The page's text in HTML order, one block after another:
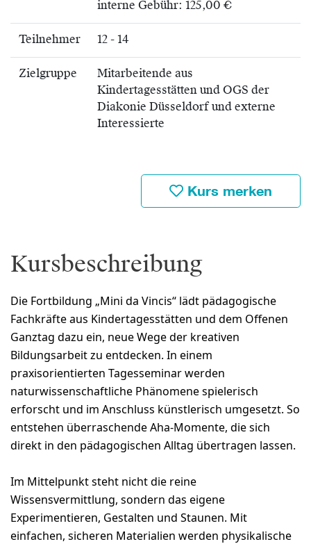
interne Gebühr: 125,00 €
Teilnehmer 12 - 14
Zielgruppe
Mitarbeitende aus
Kindertagesstätten und OGS der
Diakonie Düsseldorf und externe
Interessierte
Kurs merken
Kursbeschreibung
Die Fortbildung „Mini da Vincis“ lädt pädagogische
Fachkräfte aus Kindertagesstätten und dem Offenen
Ganztag dazu ein, neue Wege der kreativen
Bildungsarbeit zu entdecken. In einem
praxisorientierten Tagesseminar werden
naturwissenschaftliche Phänomene spielerisch
erforscht und im Anschluss künstlerisch umgesetzt. So
entstehen überraschende Aha-Momente, die sich
direkt in den pädagogischen Alltag übertragen lassen.
Im Mittelpunkt steht nicht die reine
Wissensvermittlung, sondern das eigene
Experimentieren, Gestalten und Staunen. Mit
einfachen, sicheren Materialien werden physikalische